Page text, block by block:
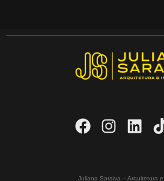
Juliana Saraiva – Arquitetura